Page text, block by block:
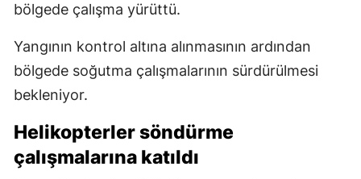
bölgede çalışma yürüttü.
Yangının kontrol altına alınmasının ardından
bölgede soğutma çalışmalarının sürdürülmesi
bekleniyor.
Helikopterler söndürme
çalışmalarına katıldı